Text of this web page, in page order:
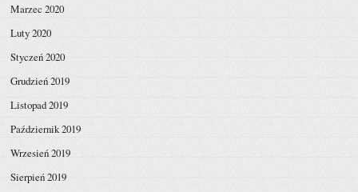
Marzec 2020
Luty 2020
Styczeń 2020
Grudzień 2019
Listopad 2019
Październik 2019
Wrzesień 2019
Sierpień 2019